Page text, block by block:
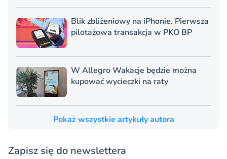
Blik zbliżeniowy na iPhonie. Pierwsza
pilotażowa transakcja w PKO BP
W Allegro Wakacje będzie można
kupować wycieczki na raty
Pokaż wszystkie artykuły autora
Zapisz się do newslettera